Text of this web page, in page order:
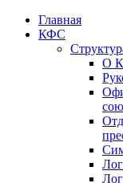
Главная
КФС
О